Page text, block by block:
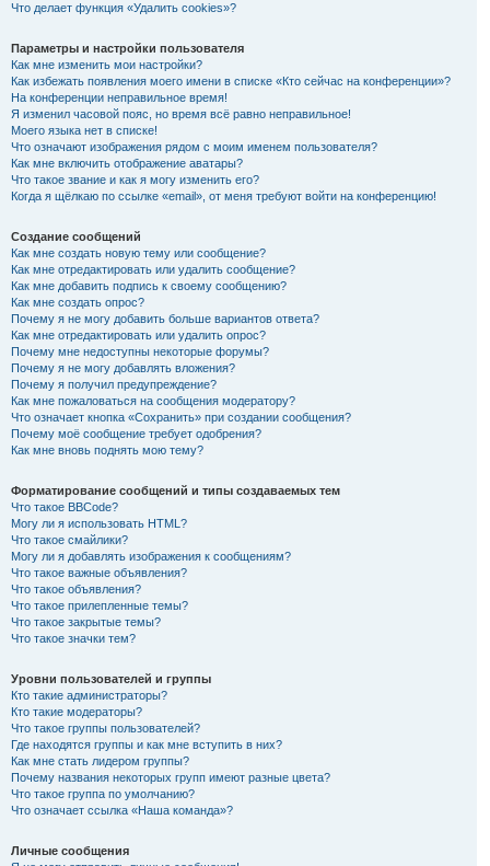
Что делает функция «Удалить cookies»?
Параметры и настройки пользователя
Как мне изменить мои настройки?
Как избежать появления моего имени в списке «Кто сейчас на конференции»?
На конференции неправильное время!
Я изменил часовой пояс, но время всё равно неправильное!
Моего языка нет в списке!
Что означают изображения рядом с моим именем пользователя?
Как мне включить отображение аватары?
Что такое звание и как я могу изменить его?
Когда я щёлкаю по ссылке «email», от меня требуют войти на конференцию!
Создание сообщений
Как мне создать новую тему или сообщение?
Как мне отредактировать или удалить сообщение?
Как мне добавить подпись к своему сообщению?
Как мне создать опрос?
Почему я не могу добавить больше вариантов ответа?
Как мне отредактировать или удалить опрос?
Почему мне недоступны некоторые форумы?
Почему я не могу добавлять вложения?
Почему я получил предупреждение?
Как мне пожаловаться на сообщения модератору?
Что означает кнопка «Сохранить» при создании сообщения?
Почему моё сообщение требует одобрения?
Как мне вновь поднять мою тему?
Форматирование сообщений и типы создаваемых тем
Что такое BBCode?
Могу ли я использовать HTML?
Что такое смайлики?
Могу ли я добавлять изображения к сообщениям?
Что такое важные объявления?
Что такое объявления?
Что такое прилепленные темы?
Что такое закрытые темы?
Что такое значки тем?
Уровни пользователей и группы
Кто такие администраторы?
Кто такие модераторы?
Что такое группы пользователей?
Где находятся группы и как мне вступить в них?
Как мне стать лидером группы?
Почему названия некоторых групп имеют разные цвета?
Что такое группа по умолчанию?
Что означает ссылка «Наша команда»?
Личные сообщения